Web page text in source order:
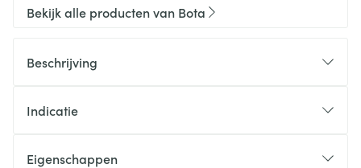
Bekijk alle producten van Bota
Beschrijving
Indicatie
Eigenschappen